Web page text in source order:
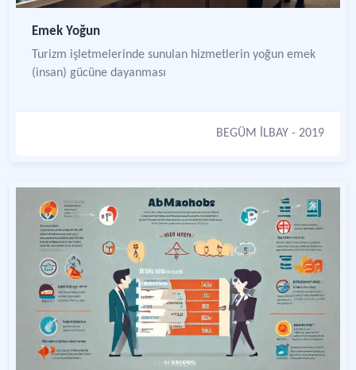
Emek Yoğun
Turizm işletmelerinde sunulan hizmetlerin yoğun emek
(insan) gücüne dayanması
BEGÜM İLBAY - 2019